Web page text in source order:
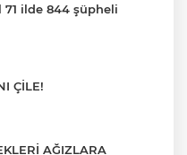
ilde 844 şüpheli
ÇİLE!
AĞIZLARA